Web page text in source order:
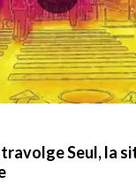
Seul, la